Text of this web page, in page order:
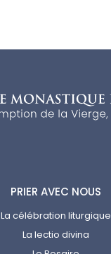
PRIER AVEC NOUS
La célébration liturgique
La lectio divina